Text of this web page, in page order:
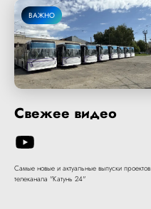
ВАЖНО
Свежее видео
Самые новые и актуальные выпуски проектов
телеканала "Катунь 24"